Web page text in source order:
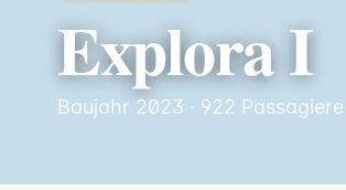
Explora I
Baujahr 2023 · 922 Passagiere